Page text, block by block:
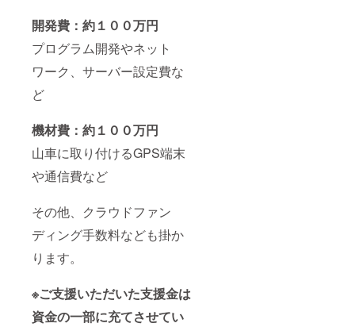
開発費：約１００万円
プログラム開発やネット
ワーク、サーバー設定費な
ど
機材費：約１００万円
山車に取り付けるGPS端末
や通信費など
その他、クラウドファン
ディング手数料なども掛か
ります。
※ご支援いただいた支援金は
資金の一部に充てさせてい